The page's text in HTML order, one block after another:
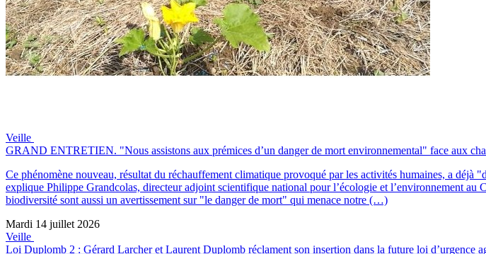
Veille
GRAND ENTRETIEN. "Nous assistons aux prémices d’un danger de mort environnemental" face aux
Ce phénomène nouveau, résultat du réchauffement climatique provoqué par les activités humaines, a
explique Philippe Grandcolas, directeur adjoint scientifique national pour l’écologie et l’environnement au
biodiversité sont aussi un avertissement sur "le danger de mort" qui menace notre (…)
Mardi 14 juillet 2026
Veille
Loi Duplomb 2 : Gérard Larcher et Laurent Duplomb réclament son insertion dans la future loi d’urgence